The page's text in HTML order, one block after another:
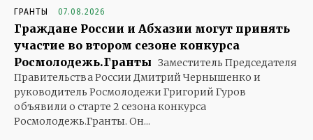
ГРАНТЫ 07.08.2026
Граждане России и Абхазии могут принять
участие во втором сезоне конкурса
Росмолодежь.Гранты Заместитель Председателя
Правительства России Дмитрий Чернышенко и
руководитель Росмолодежи Григорий Гуров
объявили о старте 2 сезона конкурса
Росмолодежь.Гранты. Он...